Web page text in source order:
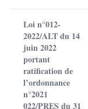
Loi n°012-
2022/ALT du 14
juin 2022
portant
ratification de
l’ordonnance
n°2021
022/PRES du 31